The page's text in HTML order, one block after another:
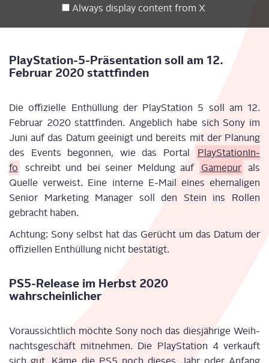
Always dis­play con­tent from X
Play­Sta­ti­on-5-Prä­sen­ta­ti­on soll am 12.
Febru­ar 2020 stattfinden
Die offi­zi­el­le Ent­hül­lung der Play­Sta­ti­on 5 soll am 12.
Febru­ar 2020 statt­fin­den. Angeb­lich habe sich Sony im
Juni auf das Datum geei­nigt und bereits mit der Pla­nung
des Events begon­nen, wie das Por­tal
Play­Sta­tion­In­
fo
schreibt und bei sei­ner Mel­dung auf Game­pur
als
Quel­le ver­weist. Eine inter­ne E‑Mail eines ehe­ma­li­gen
Seni­or Mar­ke­ting Mana­ger soll den Stein ins Rol­len
gebracht haben.
Ach­tung: Sony selbst hat das Gerücht um das Datum der
offi­zi­el­len Ent­hül­lung nicht bestätigt.
PS5-Release im Herbst 2020
wahrscheinlicher
Vor­aus­sicht­lich möch­te Sony noch das dies­jäh­ri­ge Weih­
nachts­ge­schäft mit­neh­men. Die Play­Sta­ti­on 4 ver­kauft